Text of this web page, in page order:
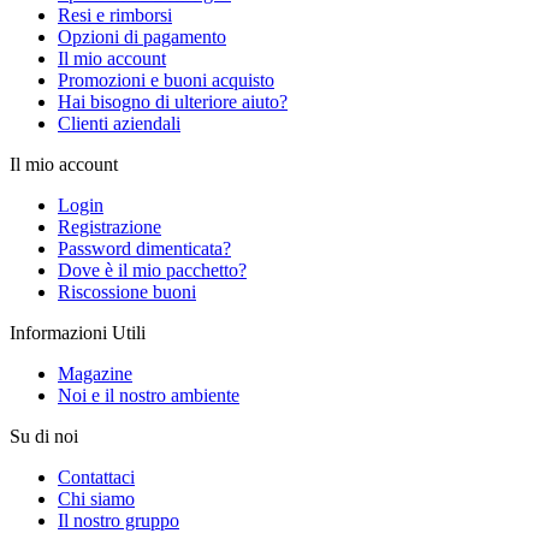
Resi e rimborsi
Opzioni di pagamento
Il mio account
Promozioni e buoni acquisto
Hai bisogno di ulteriore aiuto?
Clienti aziendali
Il mio account
Login
Registrazione
Password dimenticata?
Dove è il mio pacchetto?
Riscossione buoni
Informazioni Utili
Magazine
Noi e il nostro ambiente
Su di noi
Contattaci
Chi siamo
Il nostro gruppo